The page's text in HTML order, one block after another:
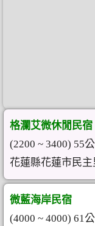
格瀾艾微休閒民宿
(2200 ~ 3400) 55
花蓮縣花蓮市民
微藍海岸民宿
(4000 ~ 4000) 61